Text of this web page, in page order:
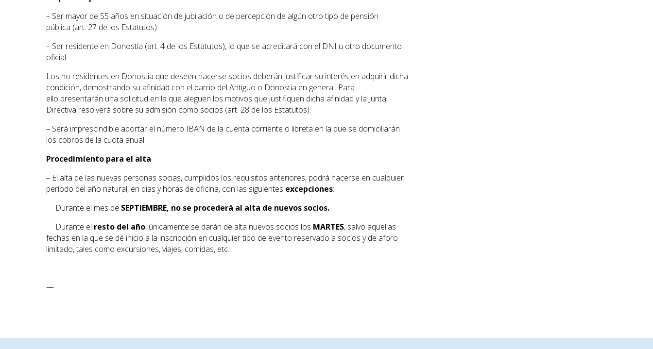
– Ser mayor de 55 años en situación de jubilación o de percepción de algún otro tipo de pensión
pública (art. 27 de los Estatutos)
– Ser residente en Donostia (art. 4 de los Estatutos), lo que se acreditará con el DNI u otro documento
oficial.
Los no residentes en Donostia que deseen hacerse socios deberán justificar su interés en adquirir dicha
condición, demostrando su afinidad con el barrio del Antiguo o Donostia en general. Para
ello presentarán una solicitud en la que aleguen los motivos que justifiquen dicha afinidad y la Junta
Directiva resolverá sobre su admisión como socios (art. 28 de los Estatutos).
– Será imprescindible aportar el número IBAN de la cuenta corriente o libreta en la que se domiciliarán
los cobros de la cuota anual.
Procedimiento para el alta
– El alta de las nuevas personas socias, cumplidos los requisitos anteriores, podrá hacerse en cualquier
período del año natural, en días y horas de oficina, con las siguientes excepciones:
· Durante el mes de SEPTIEMBRE, no se procederá al alta de nuevos socios.
· Durante el resto del año, únicamente se darán de alta nuevos socios los MARTES, salvo aquellas
fechas en la que se dé inicio a la inscripción en cualquier tipo de evento reservado a socios y de aforo
limitado, tales como excursiones, viajes, comidas, etc.
—